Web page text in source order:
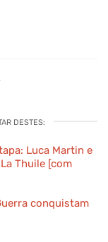
DESTES:
Luca Martin e
Thuile [com
conquistam